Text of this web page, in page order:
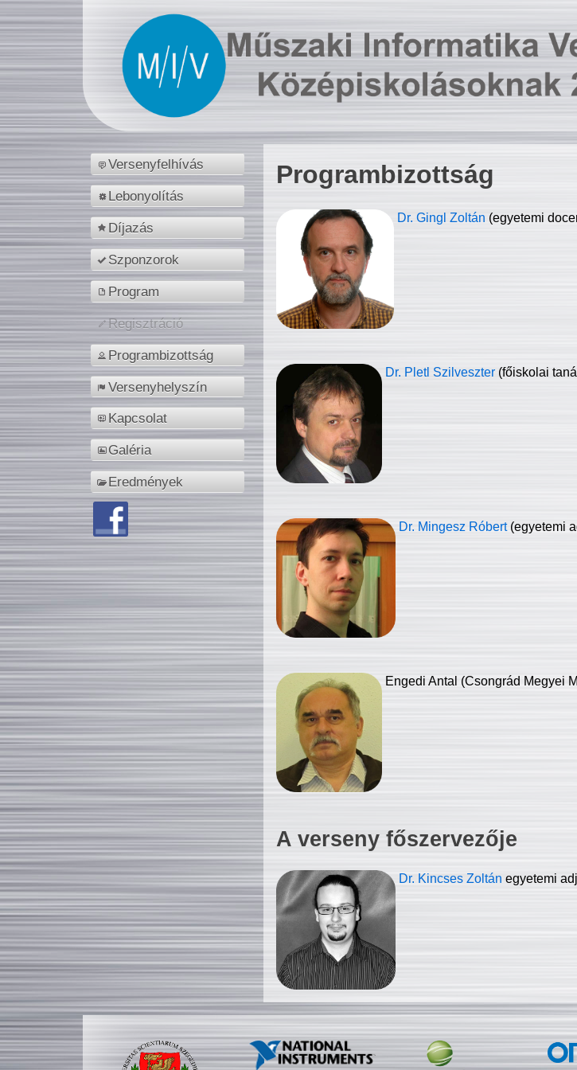
Versenyfelhívás
Lebonyolítás
Díjazás
Szponzorok
Program
Regisztráció
Programbizottság
Versenyhelyszín
Kapcsolat
Galéria
Eredmények
Programbizottság
Dr. Gingl Zoltán (egyetemi
Dr. Pletl Szilveszter (főiskolai
Dr. Mingesz Róbert (egyetemi
Engedi Antal (Csongrád Megyei
A verseny főszervezője
Dr. Kincses Zoltán egyetemi